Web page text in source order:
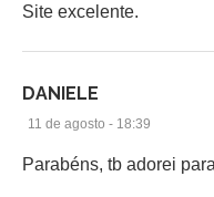
Site excelente.
DANIELE
11 de agosto - 18:39
Parabéns, tb adorei